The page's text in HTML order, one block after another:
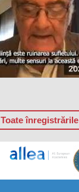
Toate înregistrările